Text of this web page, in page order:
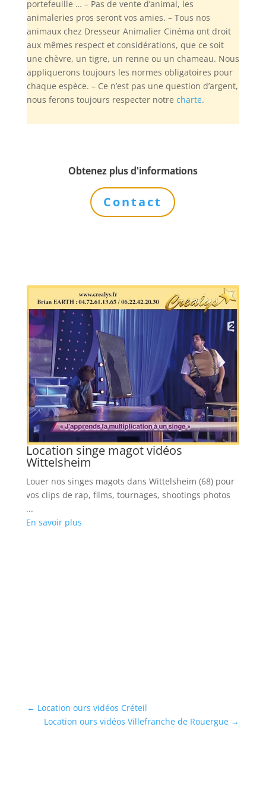
portefeuille … – Pas de vente d’animal, les
animaleries pros seront vos amies. – Tous nos
animaux chez Dresseur Animalier Cinéma ont droit
aux mêmes respect et considérations, que ce soit
une chèvre, un tigre, un renne ou un chameau. Nous
appliquerons toujours les normes obligatoires pour
chaque espèce. – Ce n’est pas une question d’argent,
nous ferons toujours respecter notre charte.
Obtenez plus d'informations
Contact
Location singe magot vidéos
Wittelsheim
Louer nos singes magots dans Wittelsheim (68) pour
vos clips de rap, films, tournages, shootings photos
...
En savoir plus
← Location ours vidéos Créteil
Location ours vidéos Villefranche de Rouergue →